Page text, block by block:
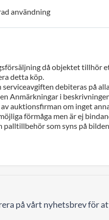
användning
då objektet tillhör
detta köp.
serviceavgiften debiteras på
Anmärkningar i
av auktionsfirman om inget
förmåga men är ej
palltillbehör som syns på
på vårt nyhetsbrev för